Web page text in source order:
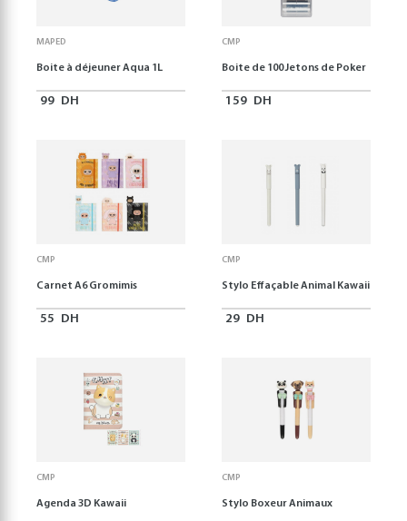
MAPED
Boite à déjeuner Aqua 1L
99 DH
CMP
Boite de 100 Jetons de Poker
159 DH
CMP
Carnet A6 Gromimis
55 DH
CMP
Stylo Effaçable Animal Kawaii
29 DH
CMP
Agenda 3D Kawaii
CMP
Stylo Boxeur Animaux